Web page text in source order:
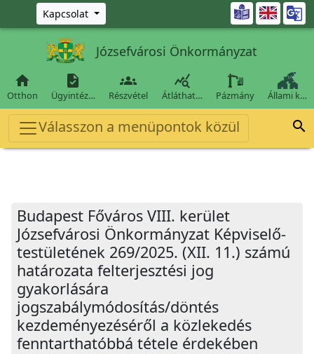
Ugrás a fő tartalomra
Kapcsolat 
Józsefvárosi Önkormányzat

Otthon

Ügyintéz…

Részvétel

Átláthat… Pázmány Állami k…
Válasszon a menüpontok közül 
Budapest Főváros VIII. kerület
Józsefvárosi Önkormányzat Képviselő-
testületének 269/2025. (XII. 11.) számú
határozata felterjesztési jog
gyakorlására
jogszabálymódosítás/döntés
kezdeményezéséről a közlekedés
fenntarthatóbbá tétele érdekében